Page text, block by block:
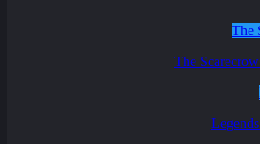
The Scarecrow
Legends